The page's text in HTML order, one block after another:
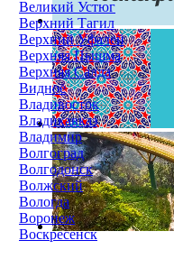
Великий Устюг
Верхний Тагил
Верхний Уфалей
Верхняя Пышма
Верхняя Салда
Видное
Владивосток
Владикавказ
Владимир
Волгоград
Волгодонск
Волжский
Вологда
Воронеж
Воскресенск